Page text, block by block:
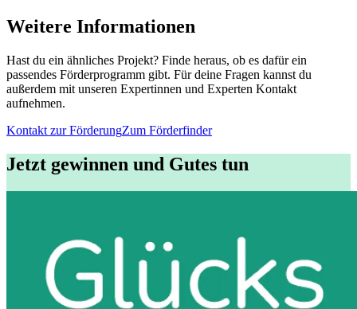
Weitere Informationen
Hast du ein ähnliches Projekt? Finde heraus, ob es dafür ein
passendes Förderprogramm gibt. Für deine Fragen kannst du
außerdem mit unseren Expertinnen und Experten Kontakt
aufnehmen.
Kontakt zur FörderungZum Förderfinder
Jetzt gewinnen und Gutes tun